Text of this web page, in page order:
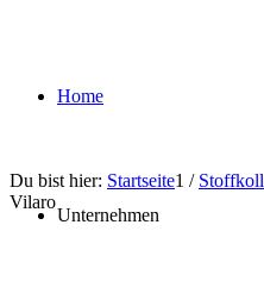
Home
Unternehmen
Du bist hier: Startseite1 /
Vilaro